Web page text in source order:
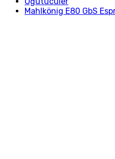
Mahlkönig E80 GbS